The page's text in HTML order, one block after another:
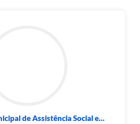
de Assistência Social e...